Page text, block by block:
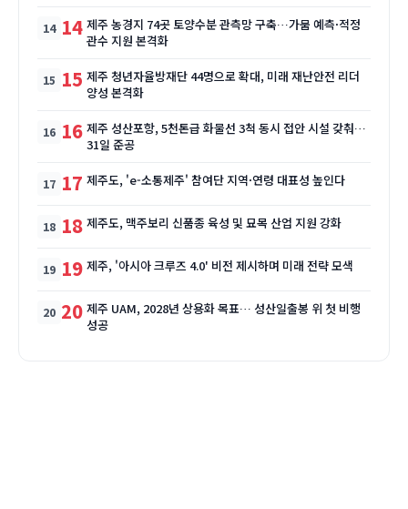
14 제주 농경지 74곳 토양수분 관측망 구축…가뭄 예측·적정
관수 지원 본격화
15 제주 청년자율방재단 44명으로 확대, 미래 재난안전 리더
양성 본격화
16 제주 성산포항, 5천톤급 화물선 3척 동시 접안 시설 갖춰…
31일 준공
17 제주도, 'e-소통제주' 참여단 지역·연령 대표성 높인다
18 제주도, 맥주보리 신품종 육성 및 묘목 산업 지원 강화
19 제주, '아시아 크루즈 4.0' 비전 제시하며 미래 전략 모색
20 제주 UAM, 2028년 상용화 목표… 성산일출봉 위 첫 비행
성공